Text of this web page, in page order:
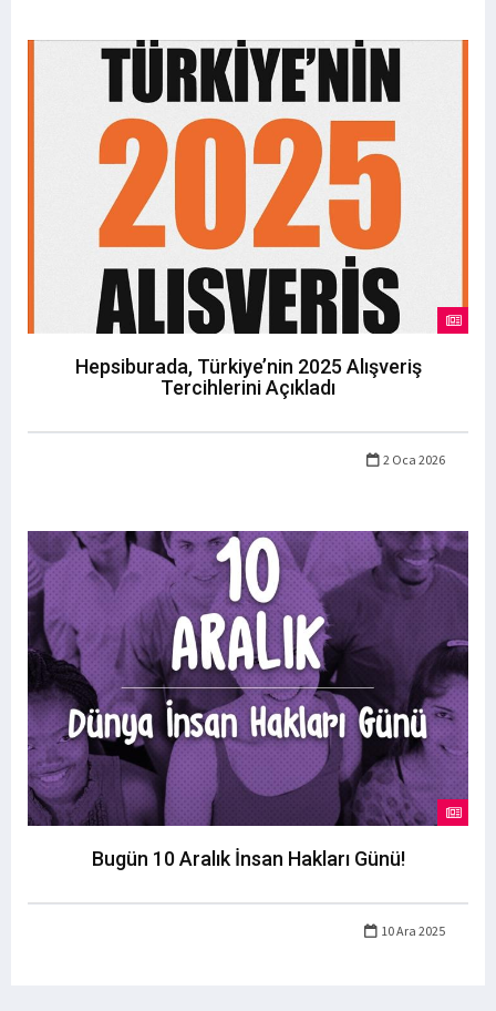
Hepsiburada, Türkiye’nin 2025 Alışveriş
Tercihlerini Açıkladı
2 Oca 2026
Bugün 10 Aralık İnsan Hakları Günü!
10 Ara 2025